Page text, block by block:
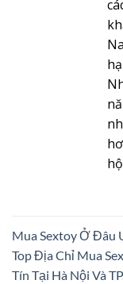
Mua Sextoy Ở Đâu
Top Địa Chỉ Mua
Tín Tại Hà Nội Và